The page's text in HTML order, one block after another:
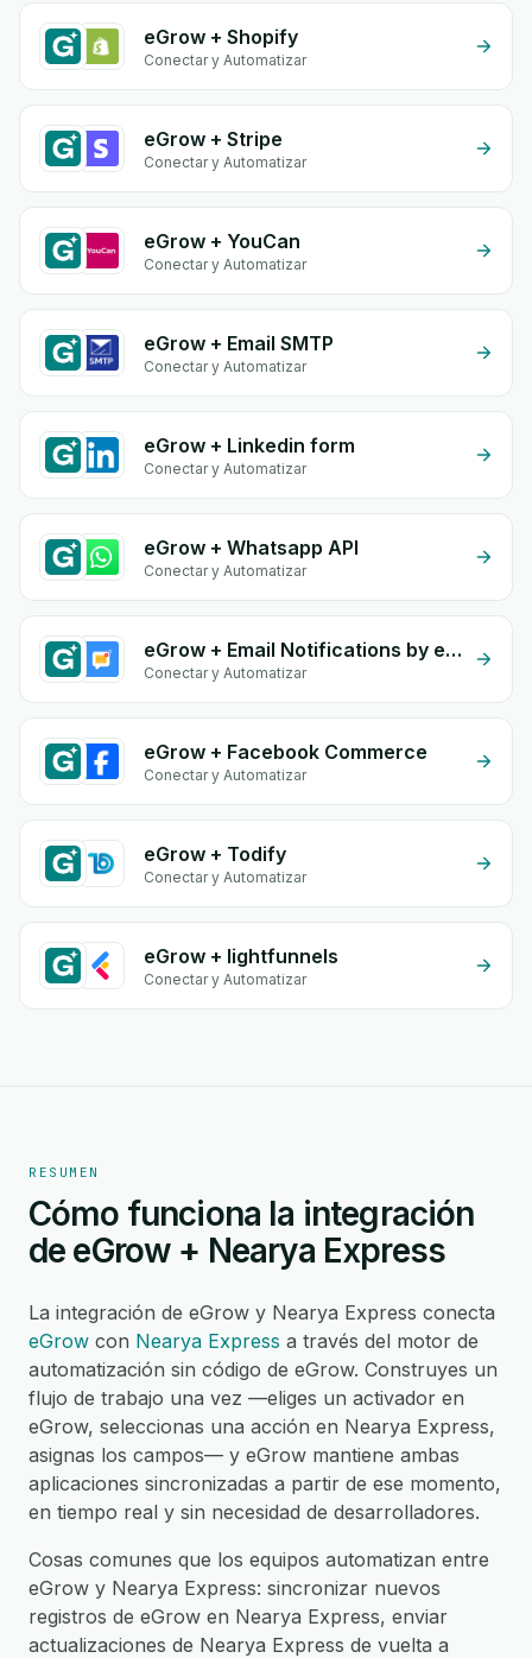
eGrow + Shopify
Conectar y Automatizar
eGrow + Stripe
Conectar y Automatizar
eGrow + YouCan
Conectar y Automatizar
eGrow + Email SMTP
Conectar y Automatizar
eGrow + Linkedin form
Conectar y Automatizar
eGrow + Whatsapp API
Conectar y Automatizar
eGrow + Email Notifications by eGrow
Conectar y Automatizar
eGrow + Facebook Commerce
Conectar y Automatizar
eGrow + Todify
Conectar y Automatizar
eGrow + lightfunnels
Conectar y Automatizar
RESUMEN
Cómo funciona la integración
de eGrow + Nearya Express
La integración de eGrow y Nearya Express conecta
eGrow con Nearya Express a través del motor de
automatización sin código de eGrow. Construyes un
flujo de trabajo una vez —eliges un activador en
eGrow, seleccionas una acción en Nearya Express,
asignas los campos— y eGrow mantiene ambas
aplicaciones sincronizadas a partir de ese momento,
en tiempo real y sin necesidad de desarrolladores.
Cosas comunes que los equipos automatizan entre
eGrow y Nearya Express: sincronizar nuevos
registros de eGrow en Nearya Express, enviar
actualizaciones de Nearya Express de vuelta a